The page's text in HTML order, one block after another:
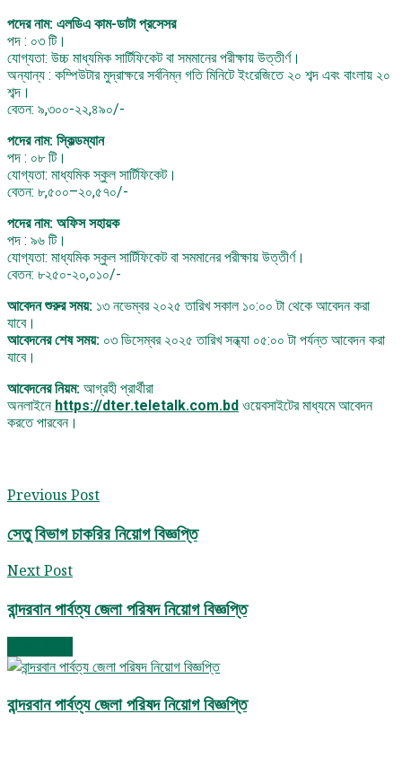
পদের নাম: এলডিএ কাম-ডাটা প্রসেসর
পদ : ০৩ টি।
যোগ্যতা: উচ্চ মাধ্যমিক সার্টিফিকেট বা সমমানের পরীক্ষায় উত্তীর্ণ।
অন্যান্য : কম্পিউটার মুদ্রাক্ষরে সর্বনিম্ন গতি মিনিটে ইংরেজিতে ২০ শব্দ এবং বাংলায় ২০
শব্দ।
বেতন: ৯,৩০০-২২,৪৯০/-
পদের নাম: স্কিল্ডম্যান
পদ : ০৮ টি।
যোগ্যতা: মাধ্যমিক স্কুল সার্টিফিকেট।
বেতন: ৮,৫০০–২০,৫৭০/-
পদের নাম: অফিস সহায়ক
পদ : ৯৬ টি।
যোগ্যতা: মাধ্যমিক স্কুল সার্টিফিকেট বা সমমানের পরীক্ষায় উত্তীর্ণ।
বেতন: ৮২৫০-২০,০১০/-
আবেদন শুরুর সময়: ১৩ নভেম্বর ২০২৫ তারিখ সকাল ১০:০০ টা থেকে আবেদন করা
যাবে।
আবেদনের শেষ সময়: ০৩ ডিসেম্বর ২০২৫ তারিখ সন্ধ্যা ০৫:০০ টা পর্যন্ত আবেদন করা
যাবে।
আবেদনের নিয়ম: আগ্রহী প্রার্থীরা
অনলাইনে https://dter.teletalk.com.bd ওয়েবসাইটের মাধ্যমে আবেদন
করতে পারবেন।
Previous Post
সেতু বিভাগ চাকরির নিয়োগ বিজ্ঞপ্তি
Next Post
বান্দরবান পার্বত্য জেলা পরিষদ নিয়োগ বিজ্ঞপ্তি
বান্দরবান পার্বত্য জেলা পরিষদ নিয়োগ বিজ্ঞপ্তি